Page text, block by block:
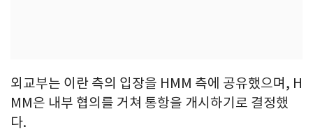
외교부는 이란 측의 입장을 HMM 측에 공유했으며, H
MM은 내부 협의를 거쳐 통항을 개시하기로 결정했
다.